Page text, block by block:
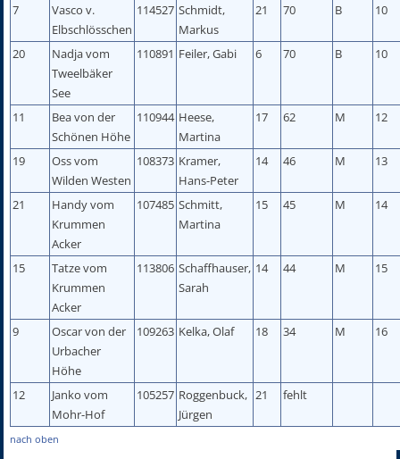
7
Vasco v.
Elbschlösschen
114527 Schmidt,
Markus
21 70 B 10
20
Nadja vom
Tweelbäker
See
110891 Feiler, Gabi 6 70 B 10
11
Bea von der
Schönen Höhe
110944 Heese,
Martina
17 62 M 12
19
Oss vom
Wilden Westen
108373 Kramer,
Hans-Peter
14 46 M 13
21
Handy vom
Krummen
Acker
107485 Schmitt,
Martina
15 45 M 14
15
Tatze vom
Krummen
Acker
113806 Schaffhauser,
Sarah
14 44 M 15
9
Oscar von der
Urbacher
Höhe
109263 Kelka, Olaf 18 34 M 16
12
Janko vom
Mohr-Hof
105257 Roggenbuck,
Jürgen
21 fehlt
nach oben